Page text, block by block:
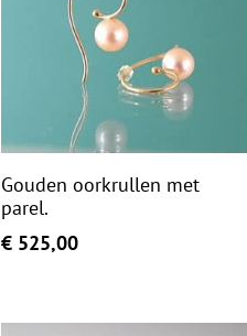
Gouden oorkrullen met
parel.
€ 525,00